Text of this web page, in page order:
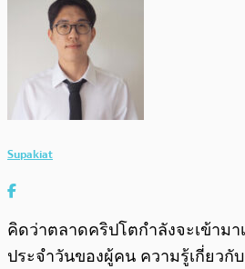
Supakiat
คิดว่าตลาดคริปโตกำลังจะเข้าม
ประจำวันของผู้คน ความรู้เกี่ยวกั